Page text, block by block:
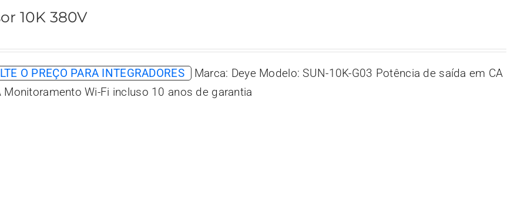
10K 380V
O PREÇO PARA INTEGRADORES
Marca: Deye Modelo: SUN-10K-G03 Potência de saída em CA
Monitoramento Wi-Fi incluso 10 anos de garantia